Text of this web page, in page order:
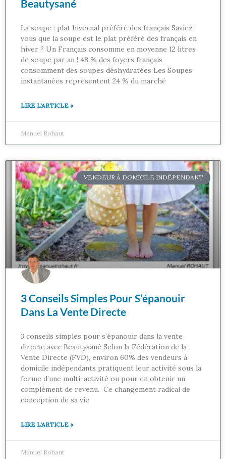
Beautysané
La soupe : plat hivernal préféré des français Saviez-
vous que la soupe est le plat préféré des français en
hiver ? Un Français consomme en moyenne 12 litres
de soupe par an ! 48 % des foyers français
consomment des soupes déshydratées Les Soupes
instantanées représentent 24 % du marché
LIRE L'ARTICLE »
Manuel Rohaut
VENDEUR À DOMICILE INDÉPENDANT
3 Conseils Simples Pour S’épanouir
Dans La Vente Directe
3 conseils simples pour s’épanouir dans la vente
directe avec Beautysané Selon la Fédération de la
Vente Directe (FVD), environ 60% des vendeurs à
domicile indépendants pratiquent leur activité sous la
forme d’une multi-activité ou pour en obtenir un
complément de revenu. Ce changement radical de
conception de sa vie
LIRE L'ARTICLE »
Manuel Rohaut